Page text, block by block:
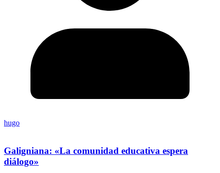
hugo
Galigniana: «La comunidad educativa espera
diálogo»